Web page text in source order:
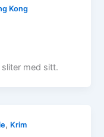
Kong
med sitt.
, Krim